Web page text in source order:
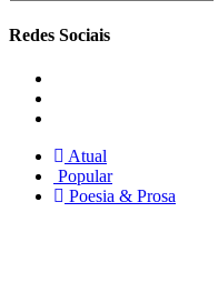
por:
Redes Sociais
Atual
Popular
Poesia & Prosa